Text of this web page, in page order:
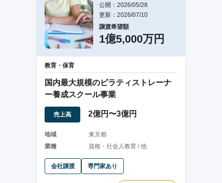
公開：2026/05/28
更新：2026/07/10
譲渡希望額
1億5,000万円
教育・保育
国内最大規模のピラティストレーナ
ー養成スクール事業
売上高 2億円〜3億円
地域
東京都
業種
資格・社会人教育 / 他
会社譲渡 専門家あり